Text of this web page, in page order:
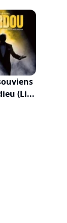
(Li...